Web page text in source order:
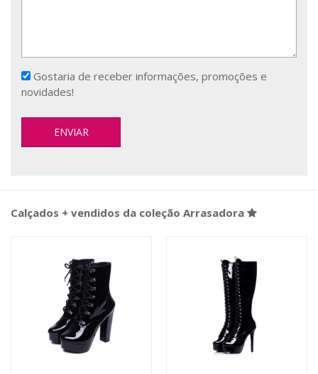
Gostaria de receber informações, promoções e
novidades!
Calçados + vendidos da coleção Arrasadora